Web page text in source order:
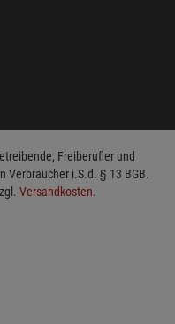
Freiberufler und
i.S.d. § 13 BGB.
Versandkosten.